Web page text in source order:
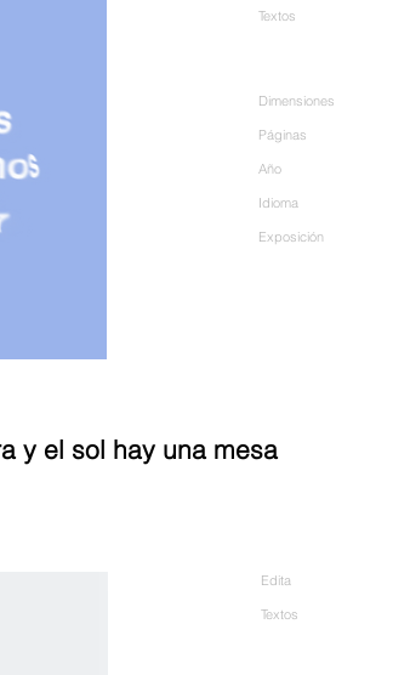
​Textos
Dimensiones
Páginas
Año
Idioma
Exposición
y el sol hay una mesa
Edita
Textos